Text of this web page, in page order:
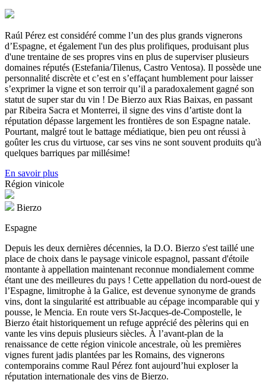
Raúl Pérez est considéré comme l’un des plus grands vignerons
d’Espagne, et également l'un des plus prolifiques, produisant plus
d'une trentaine de ses propres vins en plus de superviser plusieurs
domaines réputés (Estefania/Tilenus, Castro Ventosa). Il possède une
personnalité discrète et c’est en s’effaçant humblement pour laisser
s’exprimer la vigne et son terroir qu’il a paradoxalement gagné son
statut de super star du vin ! De Bierzo aux Rias Baixas, en passant
par Ribeira Sacra et Monterrei, il signe des vins d’artiste dont la
réputation dépasse largement les frontières de son Espagne natale.
Pourtant, malgré tout le battage médiatique, bien peu ont réussi à
goûter les crus du virtuose, car ses vins ne sont souvent produits qu'à
quelques barriques par millésime!
En savoir plus
Région vinicole
Bierzo
Espagne
Depuis les deux dernières décennies, la D.O. Bierzo s'est taillé une
place de choix dans le paysage vinicole espagnol, passant d'étoile
montante à appellation maintenant reconnue mondialement comme
étant une des meilleures du pays ! Cette appellation du nord-ouest de
l’Espagne, limitrophe à la Galice, est devenue synonyme de grands
vins, dont la singularité est attribuable au cépage incomparable qui y
pousse, le Mencia. En route vers St-Jacques-de-Compostelle, le
Bierzo était historiquement un refuge apprécié des pèlerins qui en
vante les vins depuis plusieurs siècles. À l’avant-plan de la
renaissance de cette région vinicole ancestrale, où les premières
vignes furent jadis plantées par les Romains, des vignerons
contemporains comme Raul Pérez font aujourd’hui exploser la
réputation internationale des vins de Bierzo.